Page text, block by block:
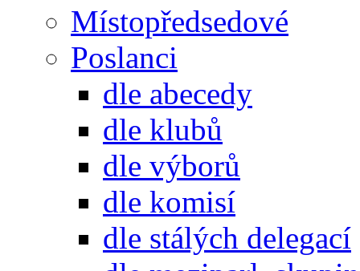
Místopředsedové
Poslanci
dle abecedy
dle klubů
dle výborů
dle komisí
dle stálých delegací